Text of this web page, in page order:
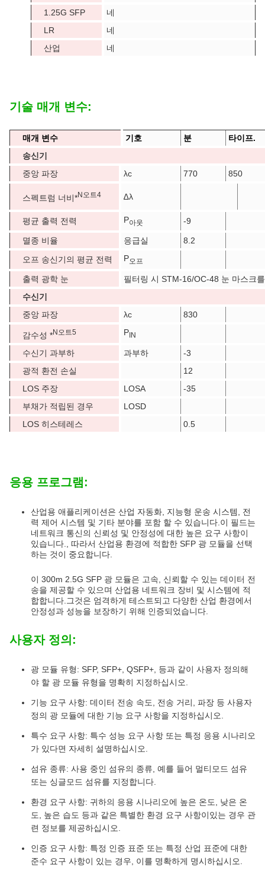
1.25G SFP
네
LR
네
산업
네
기술 매개 변수:
매개 변수 기호 분
타이프.
송신기
중앙 파장
λc 770 850
스펙트럼 너비*N 오트4 ∆λ
평균 출력 전력 P아웃 -9
멸종 비율 응급실
8.2
오프 송신기의 평균 전력
P오프
출력 광학 눈
필터링 시 STM-16/OC-48 눈 마스크
수신기
중앙 파장
λc 830
감수성 *N 오트5 PIN
수신기 과부하 과부하
-3
광적 환전 손실
12
LOS 주장
LOSA
-35
부채가 적립된 경우
LOSD
LOS 히스테레스
0.5
응용 프로그램:
산업용 애플리케이션은 산업 자동화, 지능형 운송 시스템, 전
력 제어 시스템 및 기타 분야를 포함 할 수 있습니다.이 필드는
네트워크 통신의 신뢰성 및 안정성에 대한 높은 요구 사항이
있습니다., 따라서 산업용 환경에 적합한 SFP 광 모듈을 선택
하는 것이 중요합니다.
이 300m 2.5G SFP 광 모듈은 고속, 신뢰할 수 있는 데이터 전
송을 제공할 수 있으며 산업용 네트워크 장비 및 시스템에 적
합합니다.그것은 엄격하게 테스트되고 다양한 산업 환경에서
안정성과 성능을 보장하기 위해 인증되었습니다.
사용자 정의:
광 모듈 유형: SFP, SFP+, QSFP+, 등과 같이 사용자 정의해
야 할 광 모듈 유형을 명확히 지정하십시오.
기능 요구 사항: 데이터 전송 속도, 전송 거리, 파장 등 사용자
정의 광 모듈에 대한 기능 요구 사항을 지정하십시오.
특수 요구 사항: 특수 성능 요구 사항 또는 특정 응용 시나리오
가 있다면 자세히 설명하십시오.
섬유 종류: 사용 중인 섬유의 종류, 예를 들어 멀티모드 섬유
또는 싱글모드 섬유를 지정합니다.
환경 요구 사항: 귀하의 응용 시나리오에 높은 온도, 낮은 온
도, 높은 습도 등과 같은 특별한 환경 요구 사항이있는 경우 관
련 정보를 제공하십시오.
인증 요구 사항: 특정 인증 표준 또는 특정 산업 표준에 대한
준수 요구 사항이 있는 경우, 이를 명확하게 명시하십시오.